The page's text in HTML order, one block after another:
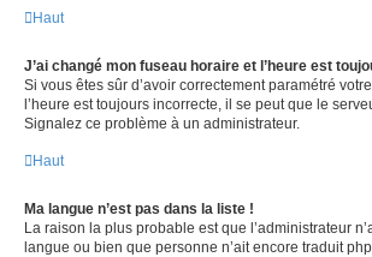
Haut
J’ai changé mon fuseau horaire et l’heure est
Si vous êtes sûr d’avoir correctement paramétré
l’heure est toujours incorrecte, il se peut que le
Signalez ce problème à un administrateur.
Haut
Ma langue n’est pas dans la liste !
La raison la plus probable est que l’administrateur
langue ou bien que personne n’ait encore traduit